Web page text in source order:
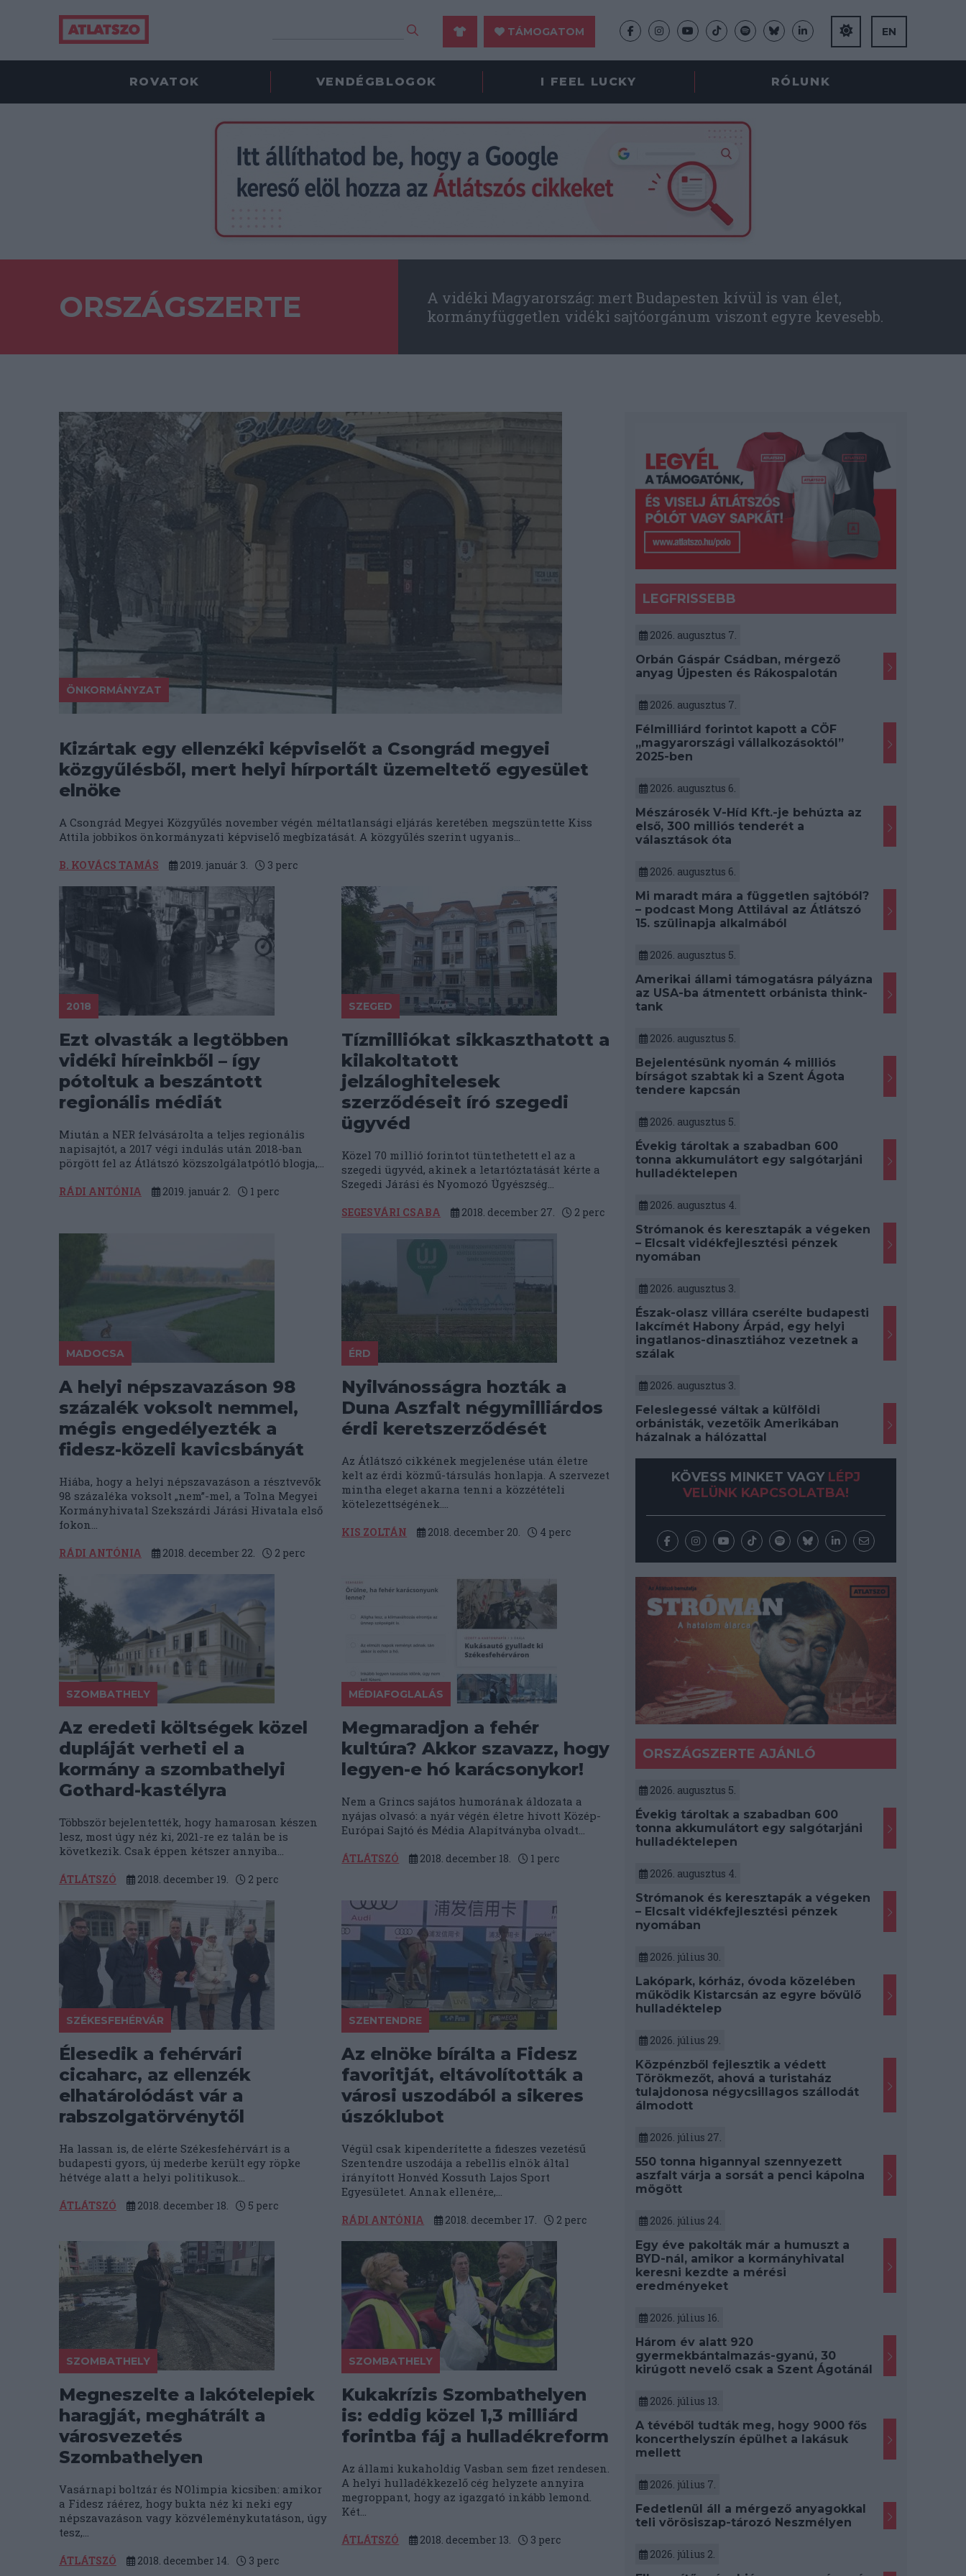
TÁMOGATOM EN
ROVATOK VENDÉGBLOGOK I FEEL LUCKY RÓLUNK
ORSZÁGSZERTE
A vidéki Magyarország: mert Budapesten kívül is van élet,
kormányfüggetlen vidéki sajtóorgánum viszont egyre kevesebb.
ÖNKORMÁNYZAT
Kizártak egy ellenzéki képviselőt a Csongrád megyei
közgyűlésből, mert helyi hírportált üzemeltető egyesület
elnöke
A Csongrád Megyei Közgyűlés november végén méltatlansági eljárás keretében megszüntette Kiss
Attila jobbikos önkormányzati képviselő megbízatását. A közgyűlés szerint ugyanis...
B. KOVÁCS TAMÁS 2019. január 3. 3 perc
2018
Ezt olvasták a legtöbben
vidéki híreinkből – így
pótoltuk a beszántott
regionális médiát
Miután a NER felvásárolta a teljes regionális
napisajtót, a 2017 végi indulás után 2018-ban
pörgött fel az Átlátszó közszolgálatpótló blogja,...
RÁDI ANTÓNIA 2019. január 2. 1 perc
SZEGED
Tízmilliókat sikkaszthatott a
kilakoltatott
jelzáloghitelesek
szerződéseit író szegedi
ügyvéd
Közel 70 millió forintot tüntethetett el az a
szegedi ügyvéd, akinek a letartóztatását kérte a
Szegedi Járási és Nyomozó Ügyészség...
SEGESVÁRI CSABA 2018. december 27. 2 perc
MADOCSA
A helyi népszavazáson 98
százalék voksolt nemmel,
mégis engedélyezték a
fidesz-közeli kavicsbányát
Hiába, hogy a helyi népszavazáson a résztvevők
98 százaléka voksolt „nem”-mel, a Tolna Megyei
Kormányhivatal Szekszárdi Járási Hivatala első
fokon...
RÁDI ANTÓNIA 2018. december 22. 2 perc
ÉRD
Nyilvánosságra hozták a
Duna Aszfalt négymilliárdos
érdi keretszerződését
Az Átlátszó cikkének megjelenése után életre
kelt az érdi közmű-társulás honlapja. A szervezet
mintha eleget akarna tenni a közzétételi
kötelezettségének....
KIS ZOLTÁN 2018. december 20. 4 perc
SZOMBATHELY
Az eredeti költségek közel
dupláját verheti el a
kormány a szombathelyi
Gothard-kastélyra
Többször bejelentették, hogy hamarosan készen
lesz, most úgy néz ki, 2021-re ez talán be is
következik. Csak éppen kétszer annyiba...
ÁTLÁTSZÓ 2018. december 19. 2 perc
MÉDIAFOGLALÁS
Megmaradjon a fehér
kultúra? Akkor szavazz, hogy
legyen-e hó karácsonykor!
Nem a Grincs sajátos humorának áldozata a
nyájas olvasó: a nyár végén életre hívott Közép-
Európai Sajtó és Média Alapítványba olvadt...
ÁTLÁTSZÓ 2018. december 18. 1 perc
SZÉKESFEHÉRVÁR
Élesedik a fehérvári
cicaharc, az ellenzék
elhatárolódást vár a
rabszolgatörvénytől
Ha lassan is, de elérte Székesfehérvárt is a
budapesti gyors, új mederbe került egy röpke
hétvége alatt a helyi politikusok...
ÁTLÁTSZÓ 2018. december 18. 5 perc
SZENTENDRE
Az elnöke bírálta a Fidesz
favoritját, eltávolították a
városi uszodából a sikeres
úszóklubot
Végül csak kipenderítette a fideszes vezetésű
Szentendre uszodája a rebellis elnök által
irányított Honvéd Kossuth Lajos Sport
Egyesületet. Annak ellenére,...
RÁDI ANTÓNIA 2018. december 17. 2 perc
SZOMBATHELY
Megneszelte a lakótelepiek
haragját, meghátrált a
városvezetés
Szombathelyen
Vasárnapi boltzár és NOlimpia kicsiben: amikor
a Fidesz ráérez, hogy bukta néz ki neki egy
népszavazáson vagy közvéleménykutatáson, úgy
tesz,...
ÁTLÁTSZÓ 2018. december 14. 3 perc
SZOMBATHELY
Kukakrízis Szombathelyen
is: eddig közel 1,3 milliárd
forintba fáj a hulladékreform
Az állami kukaholdig Vasban sem fizet rendesen.
A helyi hulladékkezelő cég helyzete annyira
megroppant, hogy az igazgató inkább lemond.
Két...
ÁTLÁTSZÓ 2018. december 13. 3 perc
LEGFRISSEBB
2026. augusztus 7.
Orbán Gáspár Csádban, mérgező
anyag Újpesten és Rákospalotán
2026. augusztus 7.
Félmilliárd forintot kapott a CÖF
„magyarországi vállalkozásoktól”
2025-ben
2026. augusztus 6.
Mészárosék V-Híd Kft.-je behúzta az
első, 300 milliós tenderét a
választások óta
2026. augusztus 6.
Mi maradt mára a független sajtóból?
– podcast Mong Attilával az Átlátszó
15. szülinapja alkalmából
2026. augusztus 5.
Amerikai állami támogatásra pályázna
az USA-ba átmentett orbánista think-
tank
2026. augusztus 5.
Bejelentésünk nyomán 4 milliós
bírságot szabtak ki a Szent Ágota
tendere kapcsán
2026. augusztus 5.
Évekig tároltak a szabadban 600
tonna akkumulátort egy salgótarjáni
hulladéktelepen
2026. augusztus 4.
Strómanok és keresztapák a végeken
– Elcsalt vidékfejlesztési pénzek
nyomában
2026. augusztus 3.
Észak-olasz villára cserélte budapesti
lakcímét Habony Árpád, egy helyi
ingatlanos-dinasztiához vezetnek a
szálak
2026. augusztus 3.
Feleslegessé váltak a külföldi
orbánisták, vezetőik Amerikában
házalnak a hálózattal
KÖVESS MINKET VAGY LÉPJ
VELÜNK KAPCSOLATBA!
ORSZÁGSZERTE AJÁNLÓ
2026. augusztus 5.
Évekig tároltak a szabadban 600
tonna akkumulátort egy salgótarjáni
hulladéktelepen
2026. augusztus 4.
Strómanok és keresztapák a végeken
– Elcsalt vidékfejlesztési pénzek
nyomában
2026. július 30.
Lakópark, kórház, óvoda közelében
működik Kistarcsán az egyre bővülő
hulladéktelep
2026. július 29.
Közpénzből fejlesztik a védett
Törökmezőt, ahová a turistaház
tulajdonosa négycsillagos szállodát
álmodott
2026. július 27.
550 tonna higannyal szennyezett
aszfalt várja a sorsát a penci kápolna
mögött
2026. július 24.
Egy éve pakolták már a humuszt a
BYD-nál, amikor a kormányhivatal
keresni kezdte a mérési
eredményeket
2026. július 16.
Három év alatt 920
gyermekbántalmazás-gyanú, 30
kirúgott nevelő csak a Szent Ágotánál
2026. július 13.
A tévéből tudták meg, hogy 9000 fős
koncerthelyszín épülhet a lakásuk
mellett
2026. július 7.
Fedetlenül áll a mérgező anyagokkal
teli vörösiszap-tározó Neszmélyen
2026. július 2.